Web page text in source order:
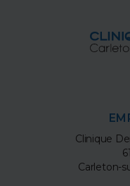
Clinique
Carleton-